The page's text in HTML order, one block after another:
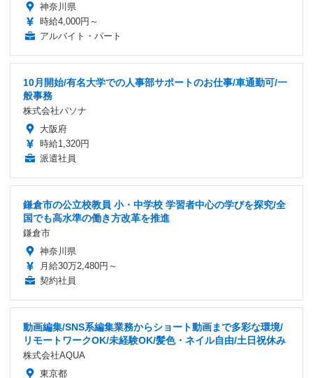
神奈川県
時給4,000円～
アルバイト・パート
10月開始/有名大学での人事部サポートのお仕事/車通勤可/一
般事務
株式会社パソナ
大阪府
時給1,320円
派遣社員
鎌倉市の公立校教員 小・中学校 学習者中心の学びを探究/全
国でも高水準の働き方改革を推進
鎌倉市
神奈川県
月給30万2,480円～
契約社員
動画編集/SNS系編集業務からショート動画まで多彩な環境/
リモートワークOK/未経験OK/髪色・ネイル自由/土日祝休み
株式会社AQUA
東京都